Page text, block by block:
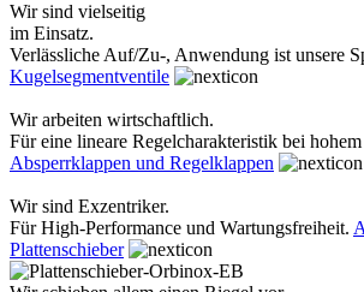
Wir sind vielseitig
im Einsatz.
Verlässliche Auf/Zu-, Anwendung ist unsere
Kugelsegmentventile
Wir arbeiten wirtschaftlich.
Für eine lineare Regelcharakteristik bei
Absperrklappen und Regelklappen
Wir sind Exzentriker.
Für High-Performance und Wartungsfreiheit.
Plattenschieber